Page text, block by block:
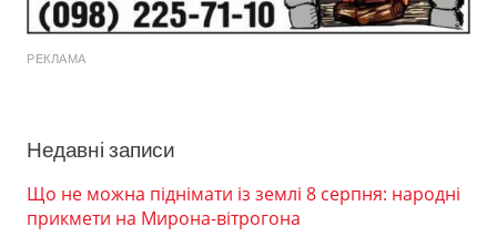
РЕКЛАМА
Недавні записи
Що не можна піднімати із землі 8 серпня: народні
прикмети на Мирона-вітрогона